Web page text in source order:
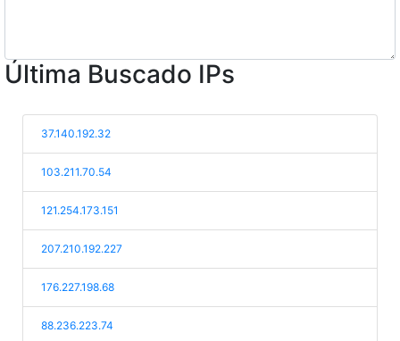
Última Buscado IPs
37.140.192.32
103.211.70.54
121.254.173.151
207.210.192.227
176.227.198.68
88.236.223.74